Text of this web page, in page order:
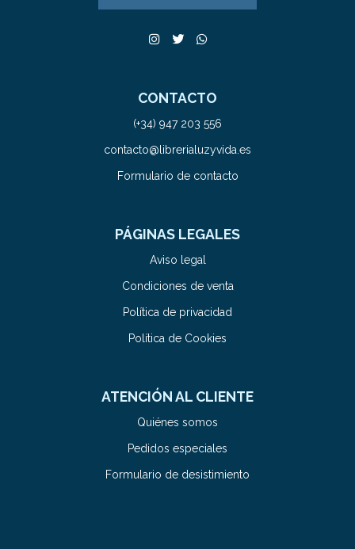
CONTACTO
(+34) 947 203 556
contacto@librerialuzyvida.es
Formulario de contacto
PÁGINAS LEGALES
Aviso legal
Condiciones de venta
Política de privacidad
Política de Cookies
ATENCIÓN AL CLIENTE
Quiénes somos
Pedidos especiales
Formulario de desistimiento